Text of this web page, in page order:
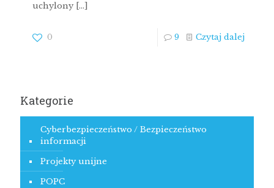
uchylony […]
0 9 Czytaj dalej
Kategorie
Cyberbezpieczeństwo / Bezpieczeństwo
informacji
Projekty unijne
POPC